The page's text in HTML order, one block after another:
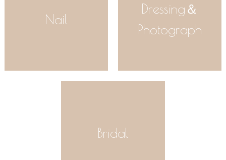
Nail
Dressing＆
Photograph
Bridal